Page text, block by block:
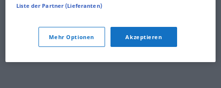
Liste der Partner (Lieferanten)
Mehr Optionen Akzeptieren